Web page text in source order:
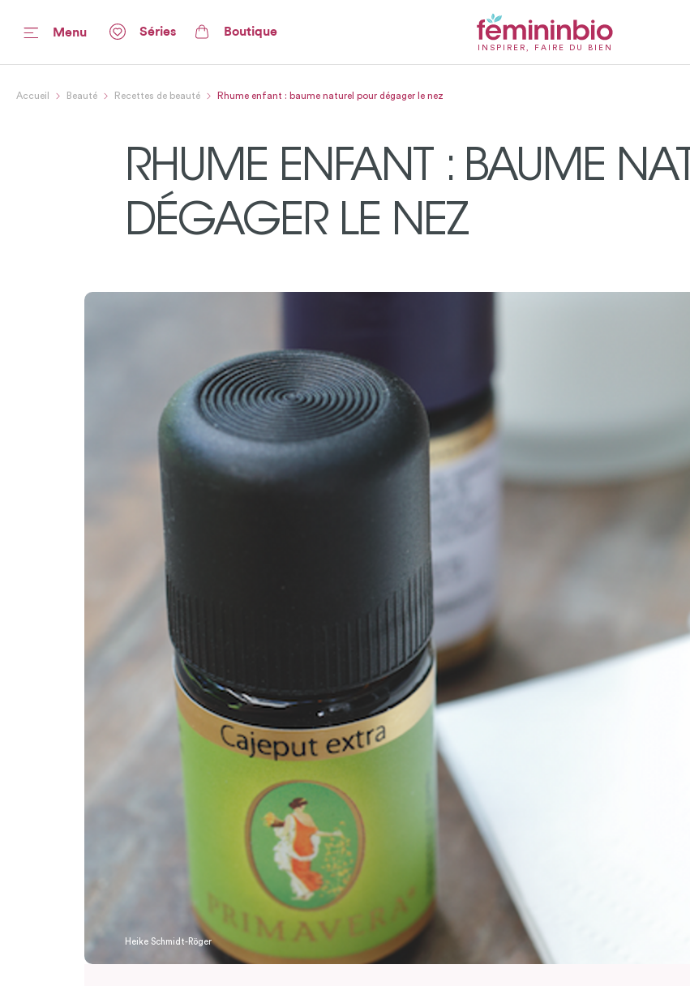
Menu Séries Boutique
INSPIRER, FAIRE DU BIEN
Accueil Beauté Recettes de beauté Rhume enfant : baume naturel pour dégager le nez
RHUME ENFANT : BAUME
DÉGAGER LE NEZ
Heike Schmidt-Röger